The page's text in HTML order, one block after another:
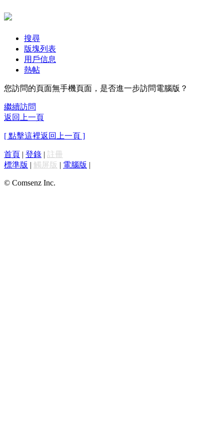
搜尋
版塊列表
用戶信息
熱帖
您訪問的頁面無手機頁面，是否進一步訪問電腦版？
繼續訪問
返回上一頁
[ 點擊這裡返回上一頁 ]
首頁 | 登錄 | 註冊
標準版 | 觸屏版 | 電腦版 |
© Comsenz Inc.